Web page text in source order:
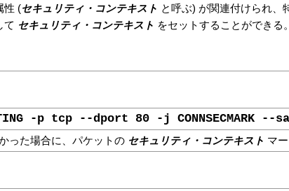
性 (セキュリティ・コンテキスト と呼ぶ) が関連付けられ、
て セキュリティ・コンテキスト をセットすることができる。
-p tcp --dport 80 -j CONNSECMARK --
った場合に、パケットの セキュリティ・コンテキスト マ